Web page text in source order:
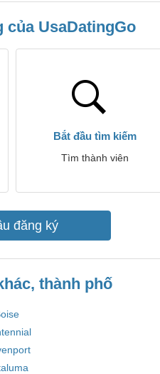
của UsaDatingGo
Bắt đầu tìm kiếm
Tìm thành viên
đăng ký
thành phố